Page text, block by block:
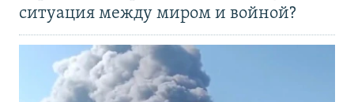
ситуация между миром и войной?